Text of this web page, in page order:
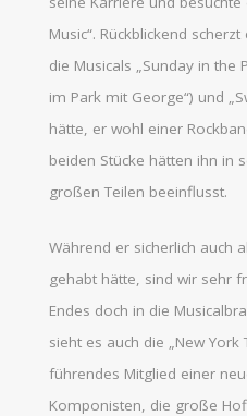
Music“. Rückblickend
die Musicals „Sunday in the
im Park mit George“) und
hätte, er wohl einer
beiden Stücke hätten ihn in
großen Teilen beeinflusst.
Während er sicherlich auch
gehabt hätte, sind wir sehr
Endes doch in die
sieht es auch die „New
führendes Mitglied einer
Komponisten, die große